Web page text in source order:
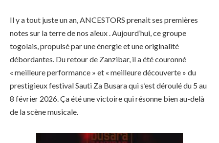
Il y a tout juste un an, ANCESTORS prenait ses premières
notes sur la terre de nos aïeux . Aujourd’hui, ce groupe
togolais, propulsé par une énergie et une originalité
débordantes. Du retour de Zanzibar, il a été couronné
« meilleure performance » et « meilleure découverte » du
prestigieux festival Sauti Za Busara qui s’est déroulé du 5 au
8 février 2026. Ça été une victoire qui résonne bien au-delà
de la scène musicale.